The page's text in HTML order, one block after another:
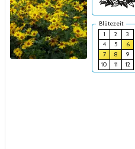
Blütezeit
1
2
3
4
5
6
7
8
9
10
11 12